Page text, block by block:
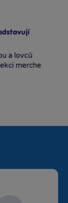
a lovců
merche